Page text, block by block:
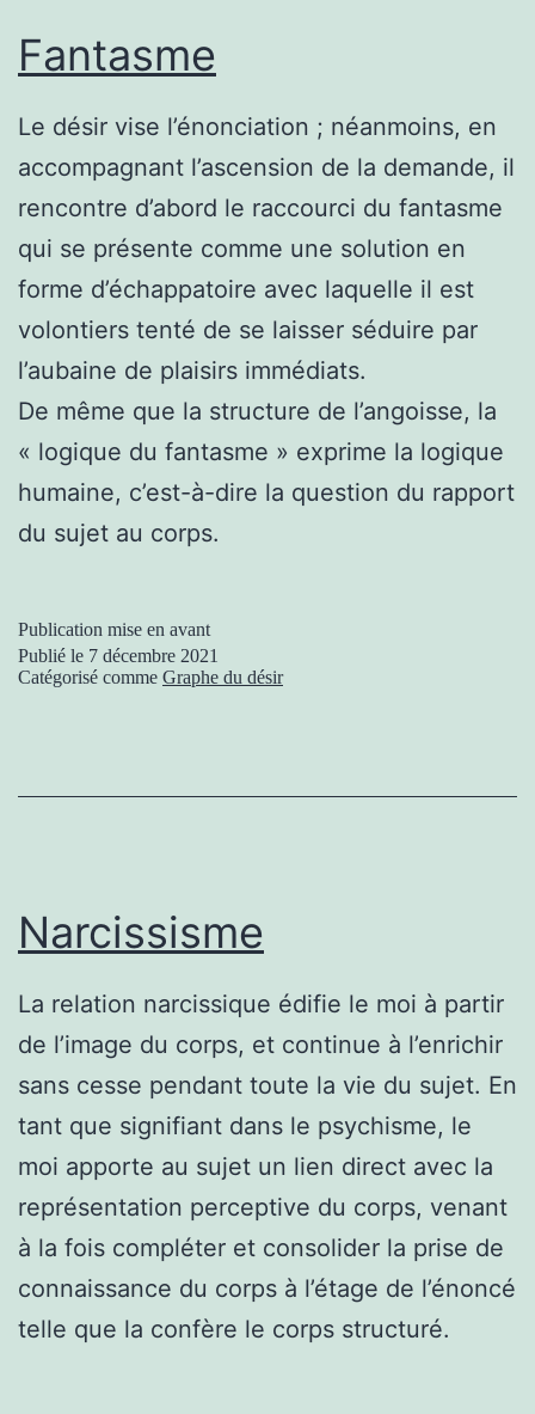
Fantasme
Le désir vise l’énonciation ; néanmoins, en
accompagnant l’ascension de la demande, il
rencontre d’abord le raccourci du fantasme
qui se présente comme une solution en
forme d’échappatoire avec laquelle il est
volontiers tenté de se laisser séduire par
l’aubaine de plaisirs immédiats.
De même que la structure de l’angoisse, la
« logique du fantasme » exprime la logique
humaine, c’est-à-dire la question du rapport
du sujet au corps.
Publication mise en avant
Publié le 7 décembre 2021
Catégorisé comme Graphe du désir
Narcissisme
La relation narcissique édifie le moi à partir
de l’image du corps, et continue à l’enrichir
sans cesse pendant toute la vie du sujet. En
tant que signifiant dans le psychisme, le
moi apporte au sujet un lien direct avec la
représentation perceptive du corps, venant
à la fois compléter et consolider la prise de
connaissance du corps à l’étage de l’énoncé
telle que la confère le corps structuré.